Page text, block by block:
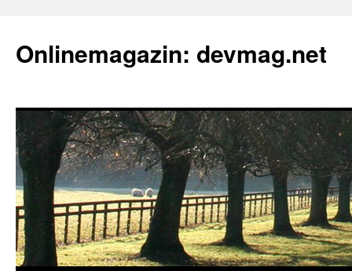
Onlinemagazin: devmag.net